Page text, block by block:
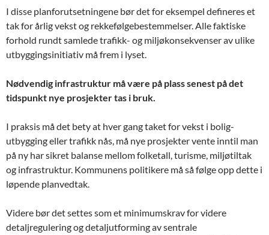
I disse planforutsetningene bør det for eksempel defineres et
tak for årlig vekst og rekkefølgebestemmelser. Alle faktiske
forhold rundt samlede trafikk- og miljøkonsekvenser av ulike
utbyggingsinitiativ må frem i lyset.
Nødvendig infrastruktur må være på plass senest på det
tidspunkt nye prosjekter tas i bruk.
I praksis må det bety at hver gang taket for vekst i bolig-
utbygging eller trafikk nås, må nye prosjekter vente inntil man
på ny har sikret balanse mellom folketall, turisme, miljøtiltak
og infrastruktur. Kommunens politikere må så følge opp dette i
løpende planvedtak.
Videre bør det settes som et minimumskrav for videre
detaljregulering og detaljutforming av sentrale